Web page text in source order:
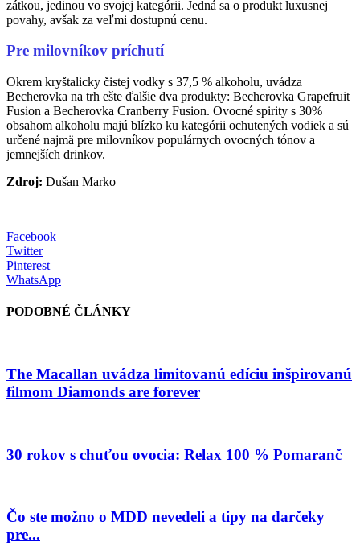
zátkou, jedinou vo svojej kategórii. Jedná sa o produkt luxusnej
povahy, avšak za veľmi dostupnú cenu.
Pre milovníkov príchutí
Okrem kryštalicky čistej vodky s 37,5 % alkoholu, uvádza
Becherovka na trh ešte ďalšie dva produkty: Becherovka Grapefruit
Fusion a Becherovka Cranberry Fusion. Ovocné spirity s 30%
obsahom alkoholu majú blízko ku kategórii ochutených vodiek a sú
určené najmä pre milovníkov populárnych ovocných tónov a
jemnejších drinkov.
Zdroj: Dušan Marko
Facebook
Twitter
Pinterest
WhatsApp
PODOBNÉ ČLÁNKY
The Macallan uvádza limitovanú edíciu inšpirovanú
filmom Diamonds are forever
30 rokov s chuťou ovocia: Relax 100 % Pomaranč
Čo ste možno o MDD nevedeli a tipy na darčeky
pre...